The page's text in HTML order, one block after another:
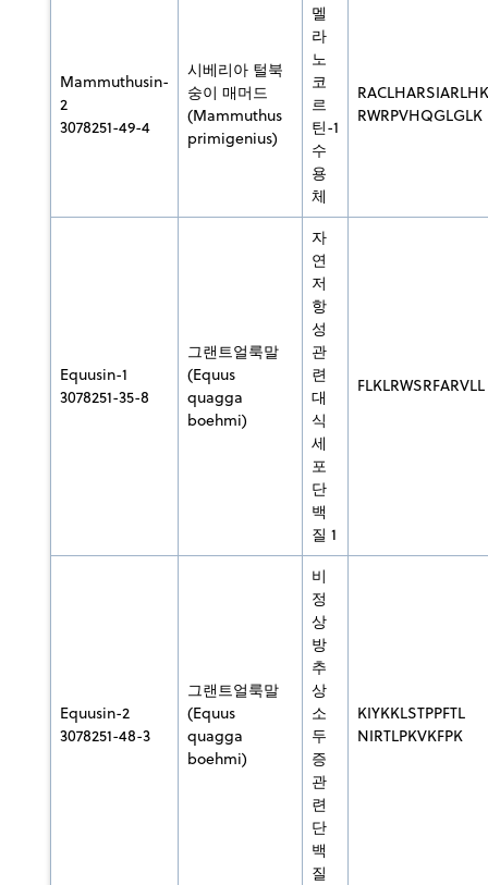
Mammuthusin-
2
3078251-49-4
시베리아 털북
숭이 매머드
(Mammuthus
primigenius)
멜
라
노
코
르
틴-1
수
용
체
RACLHARSIARLHK
RWRPVHQGLGLK
Equusin-1
3078251-35-8
그랜트얼룩말
(Equus
quagga
boehmi)
자
연
저
항
성
관
련
대
식
세
포
단
백
질 1
FLKLRWSRFARVLL
Equusin-2
3078251-48-3
그랜트얼룩말
(Equus
quagga
boehmi)
비
정
상
방
추
상
소
두
증
관
련
단
백
질
KIYKKLSTPPFTL
NIRTLPKVKFPK